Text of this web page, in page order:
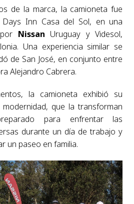
de la marca, la camioneta fue
Inn Casa del Sol, en una
Nissan Uruguay y Videsol,
Una experiencia similar se
de San José, en conjunto entre
Alejandro Cabrera.
la camioneta exhibió su
que la transforman
para enfrentar las
durante un día de trabajo y
un paseo en familia.